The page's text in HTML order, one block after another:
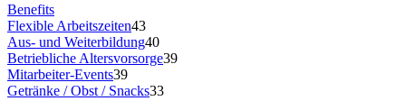
Benefits
Flexible Arbeitszeiten43
Aus- und Weiterbildung40
Betriebliche Altersvorsorge39
Mitarbeiter-Events39
Getränke / Obst / Snacks33